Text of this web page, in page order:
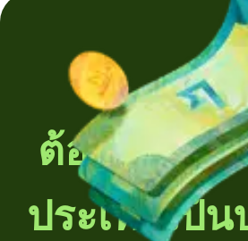
ต้องโอนเงิ
ประเทศเป็น